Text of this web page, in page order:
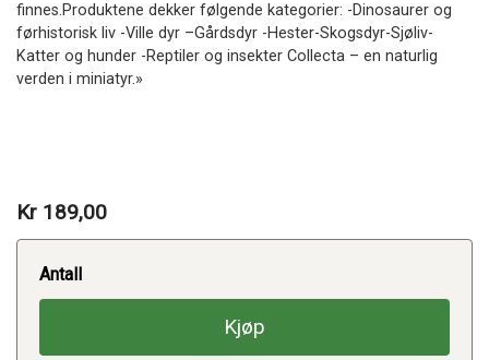
finnes.Produktene dekker følgende kategorier: -Dinosaurer og
førhistorisk liv -Ville dyr –Gårdsdyr -Hester-Skogsdyr-Sjøliv-
Katter og hunder -Reptiler og insekter Collecta – en naturlig
verden i miniatyr.»
Kr 189,00
Antall
Kjøp